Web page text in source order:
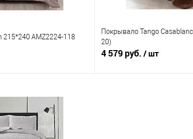
AMZ2224-118
Сравнение
В наличии
Покрывало Tango
20)
4 579 руб. / шт